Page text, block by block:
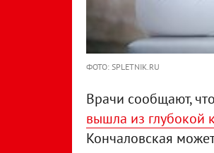
ФОТО: SPLETNIK.RU
Врачи сообщают,
вышла из глубокой
Кончаловская